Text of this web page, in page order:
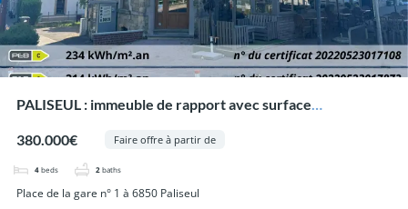
PALISEUL : immeuble de rapport avec surface
380.000€
Faire offre à partir de
4 beds 2 baths
Place de la gare n° 1 à 6850 Paliseul